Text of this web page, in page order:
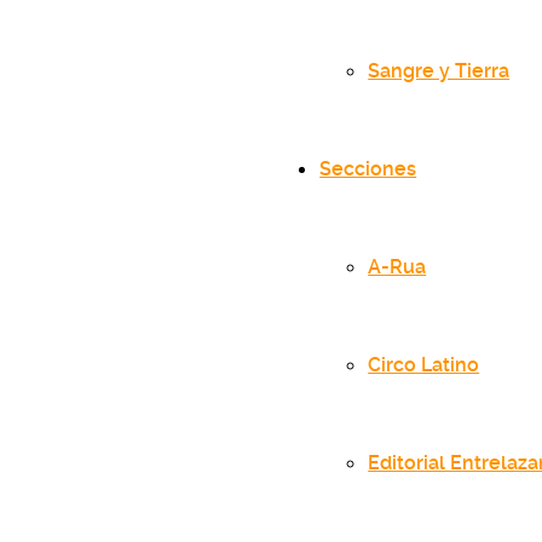
Sangre y Tierra
Secciones
A-Rua
Circo Latino
Editorial